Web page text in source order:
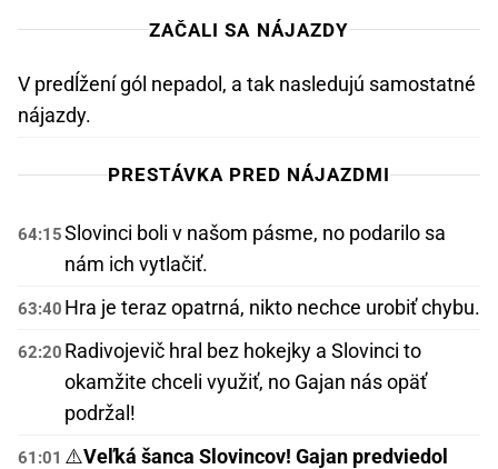
ZAČALI SA NÁJAZDY
V predĺžení gól nepadol, a tak nasledujú samostatné
nájazdy.
PRESTÁVKA PRED NÁJAZDMI
64:15Slovinci boli v našom pásme, no podarilo sa
nám ich vytlačiť.
63:40 Hra je teraz opatrná, nikto nechce urobiť chybu.
62:20 Radivojevič hral bez hokejky a Slovinci to
okamžite chceli využiť, no Gajan nás opäť
podržal!
61:01 ⚠️Veľká šanca Slovincov! Gajan predviedol